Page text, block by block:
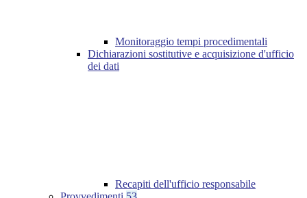
Monitoraggio tempi procedimentali
Dichiarazioni sostitutive e acquisizione d'ufficio
dei dati
Recapiti dell'ufficio responsabile